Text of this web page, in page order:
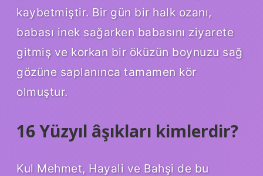
kaybetmiştir. Bir gün bir halk ozanı,
babası inek sağarken babasını ziyarete
gitmiş ve korkan bir öküzün boynuzu sağ
gözüne saplanınca tamamen kör
olmuştur.
16 Yüzyıl âşıkları kimlerdir?
Kul Mehmet, Hayali ve Bahşi de bu